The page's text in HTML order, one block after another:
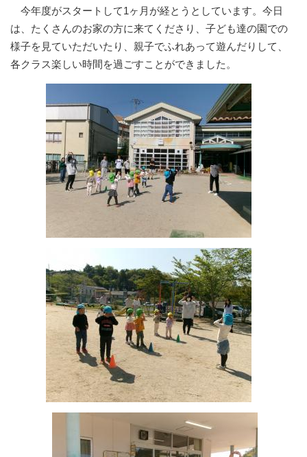
今年度がスタートして1ヶ月が経とうとしています。今日
は、たくさんのお家の方に来てくださり、子ども達の園での
様子を見ていただいたり、親子でふれあって遊んだりして、
各クラス楽しい時間を過ごすことができました。